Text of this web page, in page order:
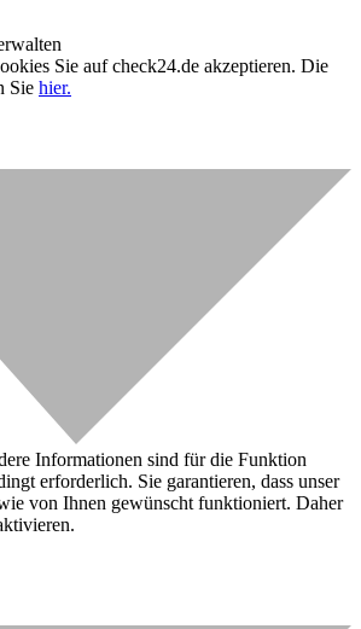
Sie auf check24.de akzeptieren. Die
Sie hier.
Informationen sind für die Funktion
erforderlich. Sie garantieren, dass unser
von Ihnen gewünscht funktioniert. Daher